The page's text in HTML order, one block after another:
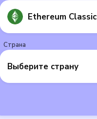
Ethereum Classic
Страна
Выберите страну